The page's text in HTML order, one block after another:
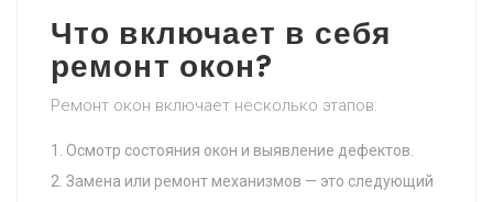
Что включает в себя
ремонт окон?
Ремонт окон включает несколько этапов:
Осмотр состояния окон и выявление дефектов.
Замена или ремонт механизмов — это следующий